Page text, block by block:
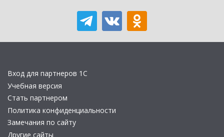
Вход для партнеров 1С
Учебная версия
Стать партнером
Политика конфиденциальности
Замечания по сайту
Другие сайты